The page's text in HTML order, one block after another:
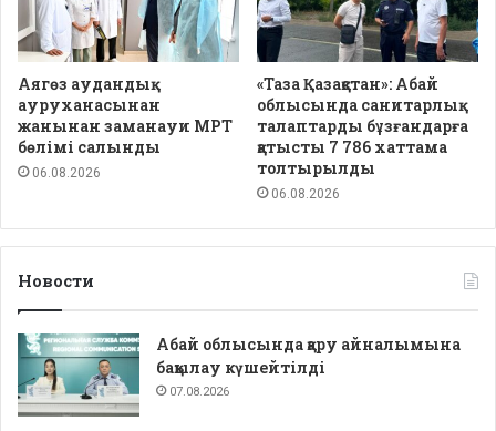
Аягөз аудандық
ауруханасынан
жанынан заманауи МРТ
бөлімі салынды
06.08.2026
«Таза Қазақстан»: Абай
облысында санитарлық
талаптарды бұзғандарға
қатысты 7 786 хаттама
толтырылды
06.08.2026
Новости
Абай облысында қару айналымына
бақылау күшейтілді
07.08.2026